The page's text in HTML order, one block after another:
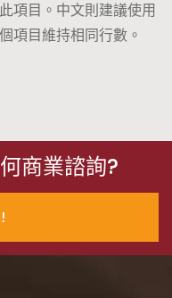
項目。中文則建議使用
項目維持相同行數。
商業諮詢?